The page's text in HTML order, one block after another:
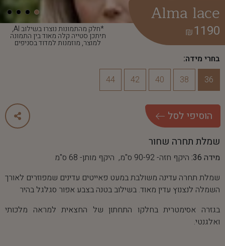
*חלק מהתמונות נוצרו בשילוב AI,
תיתכן סטייה קלה מאוד בין התמונה
למוצר, מוזמנות למדוד בסניפים
Alma lace
1190
₪
בחרי מידה:
36
38
40
42
44
הוסיפי לסל
שמלת תחרה שחור
מידה 36:
היקף חזה- 90-92 ס"מ, היקף מותן- 68 ס"מ
שמלת תחרה עדינה משולבת במעט פאייטים עדינים שמפוזרים לאורך
השמלה לנצנוץ עדין מאוד. בשילוב בטנה בצבע אפור סגלגל בהיר
בגזרה אסימטרית בחלקו התחתון של החצאית למראה מלכותי
ואלגנטי.